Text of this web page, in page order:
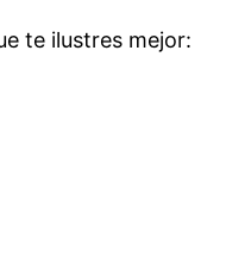
te ilustres mejor: